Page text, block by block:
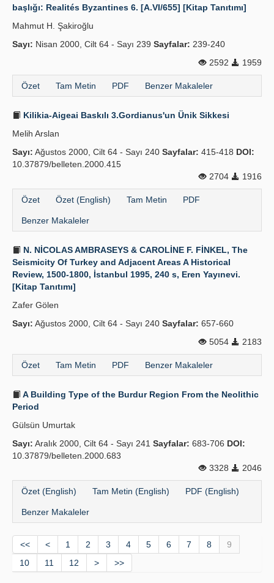
başlığı: Realités Byzantines 6. [A.VI/655] [Kitap Tanıtımı]
Mahmut H. Şakiroğlu
Sayı: Nisan 2000, Cilt 64 - Sayı 239 Sayfalar: 239-240
2592
1959
Özet Tam Metin PDF Benzer Makaleler
Kilikia-Aigeai Baskılı 3.Gordianus'un Ünik Sikkesi
Melih Arslan
Sayı: Ağustos 2000, Cilt 64 - Sayı 240 Sayfalar: 415-418 DOI:
10.37879/belleten.2000.415
2704
1916
Özet Özet (English) Tam Metin PDF
Benzer Makaleler
N. NİCOLAS AMBRASEYS & CAROLİNE F. FİNKEL, The
Seismicity Of Turkey and Adjacent Areas A Historical
Review, 1500-1800, İstanbul 1995, 240 s, Eren Yayınevi.
[Kitap Tanıtımı]
Zafer Gölen
Sayı: Ağustos 2000, Cilt 64 - Sayı 240 Sayfalar: 657-660
5054
2183
Özet Tam Metin PDF Benzer Makaleler
A Building Type of the Burdur Region From the Neolithic
Period
Gülsün Umurtak
Sayı: Aralık 2000, Cilt 64 - Sayı 241 Sayfalar: 683-706 DOI:
10.37879/belleten.2000.683
3328
2046
Özet (English) Tam Metin (English) PDF (English)
Benzer Makaleler
<< < 1 2 3 4 5 6 7 8
9
10
11 12 > >>